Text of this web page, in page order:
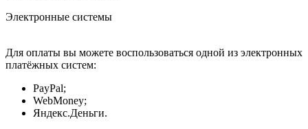
Электронные системы
Для оплаты вы можете воспользоваться одной из электронных
платёжных систем:
PayPal;
WebMoney;
Яндекс.Деньги.